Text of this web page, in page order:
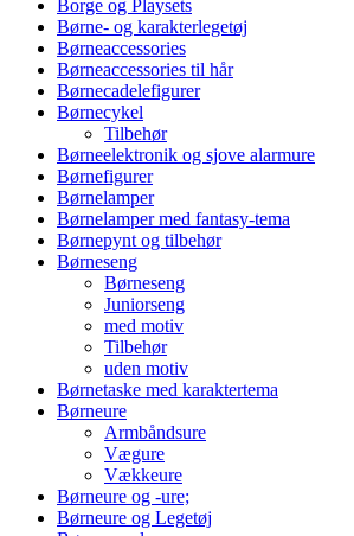
Borge og Playsets
Børne- og karakterlegetøj
Børneaccessories
Børneaccessories til hår
Børnecadelefigurer
Børnecykel
Tilbehør
Børneelektronik og sjove alarmure
Børnefigurer
Børnelamper
Børnelamper med fantasy-tema
Børnepynt og tilbehør
Børneseng
Børneseng
Juniorseng
med motiv
Tilbehør
uden motiv
Børnetaske med karaktertema
Børneure
Armbåndsure
Vægure
Vækkeure
Børneure og -ure;
Børneure og Legetøj